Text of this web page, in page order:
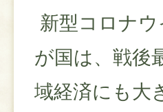
新型コロナ
が国は、戦後
域経済にも大